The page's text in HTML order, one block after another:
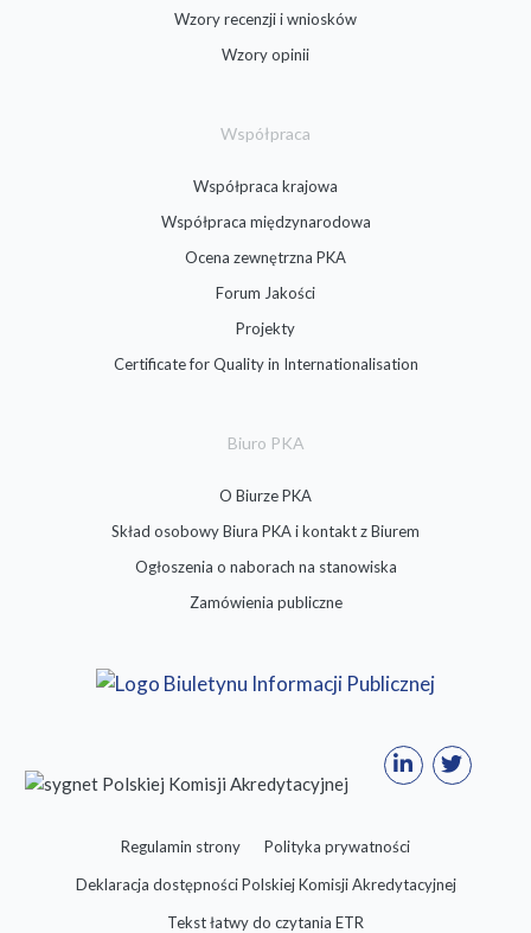
Wzory recenzji i wniosków
Wzory opinii
Współpraca
Współpraca krajowa
Współpraca międzynarodowa
Ocena zewnętrzna PKA
Forum Jakości
Projekty
Certificate for Quality in Internationalisation
Biuro PKA
O Biurze PKA
Skład osobowy Biura PKA i kontakt z Biurem
Ogłoszenia o naborach na stanowiska
Zamówienia publiczne
Regulamin strony
Polityka prywatności
Deklaracja dostępności Polskiej Komisji Akredytacyjnej
Tekst łatwy do czytania ETR